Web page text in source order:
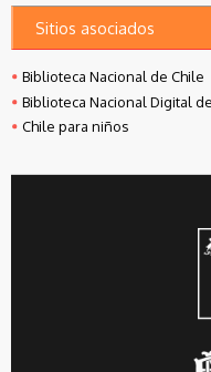
Sitios asociados
Biblioteca Nacional de Chile
Biblioteca Nacional Digital
Chile para niños